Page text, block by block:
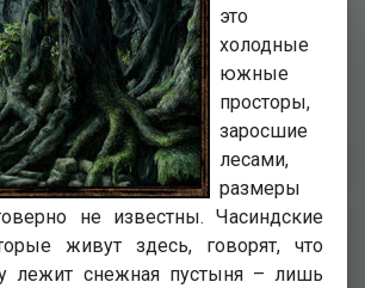
это
холодные
южные
просторы,
заросшие
лесами,
размеры
не известны. Часиндские
живут здесь, говорят, что
лежит снежная пустыня – лишь